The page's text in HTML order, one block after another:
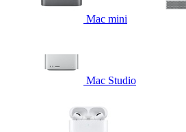
Mac mini
Mac Studio